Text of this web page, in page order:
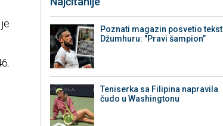
Poznati magazin posvetio tekst
Džumhuru: "Pravi šampion”
Teniserka sa Filipina napravila
čudo u Washingtonu